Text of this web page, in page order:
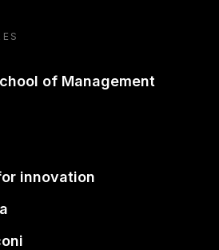
of Management
innovation